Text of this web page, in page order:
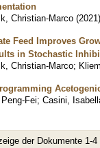
Christian-Marco (2021)
Feed Improves
in Stochastic
Christian-Marco;
Fei; Casini,
der Dokumente 1-4